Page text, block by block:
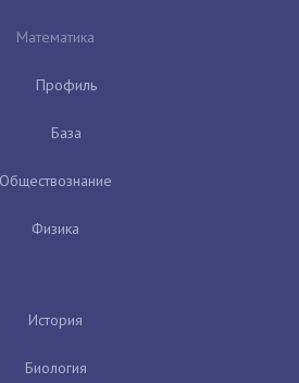
Математика
Профиль
База
Обществознание
Физика
История
Биология